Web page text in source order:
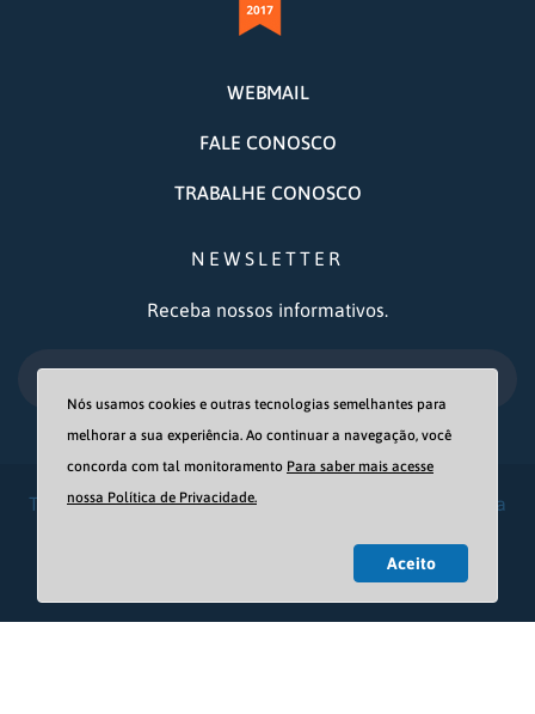
WEBMAIL
FALE CONOSCO
TRABALHE CONOSCO
NEWSLETTER
Receba nossos informativos.
OK
Todos os direitos reservados - Associação Casa Fonte da
Nós usamos cookies e outras tecnologias semelhantes para
melhorar a sua experiência. Ao continuar a navegação, você
concorda com tal monitoramento Para saber mais acesse
nossa Política de Privacidade.
Aceito